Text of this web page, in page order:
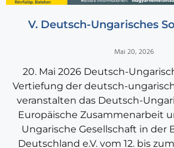
V. Deutsch-Ungarisches
Mai 20, 2026
20. Mai 2026 Deutsch-
Vertiefung der deutsch-
veranstalten das Deutsch-
Europäische Zusammenarbeit
Ungarische Gesellschaft in der
Deutschland e.V. vom 12. bis